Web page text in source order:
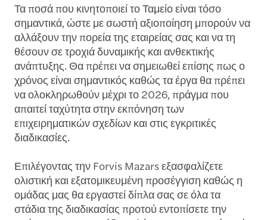
Τα ποσά που κινητοποιεί το Ταμείο είναι τόσο
σημαντικά, ώστε με σωστή αξιοποίηση μπορούν να
αλλάξουν την πορεία της εταιρείας σας και να τη
θέσουν σε τροχιά δυναμικής και ανθεκτικής
ανάπτυξης. Θα πρέπει να σημειωθεί επίσης πως ο
χρόνος είναι σημαντικός καθώς τα έργα θα πρέπει
να ολοκληρωθούν μέχρι το 2026, πράγμα που
απαιτεί ταχύτητα στην εκπόνηση των
επιχειρηματικών σχεδίων και στις εγκριτικές
διαδικασίες.
Επιλέγοντας την Forvis Mazars εξασφαλίζετε
ολιστική και εξατομικευμένη προσέγγιση καθώς η
ομάδας μας θα εργαστεί δίπλα σας σε όλα τα
στάδια της διαδικασίας προτού εντοπίσετε την